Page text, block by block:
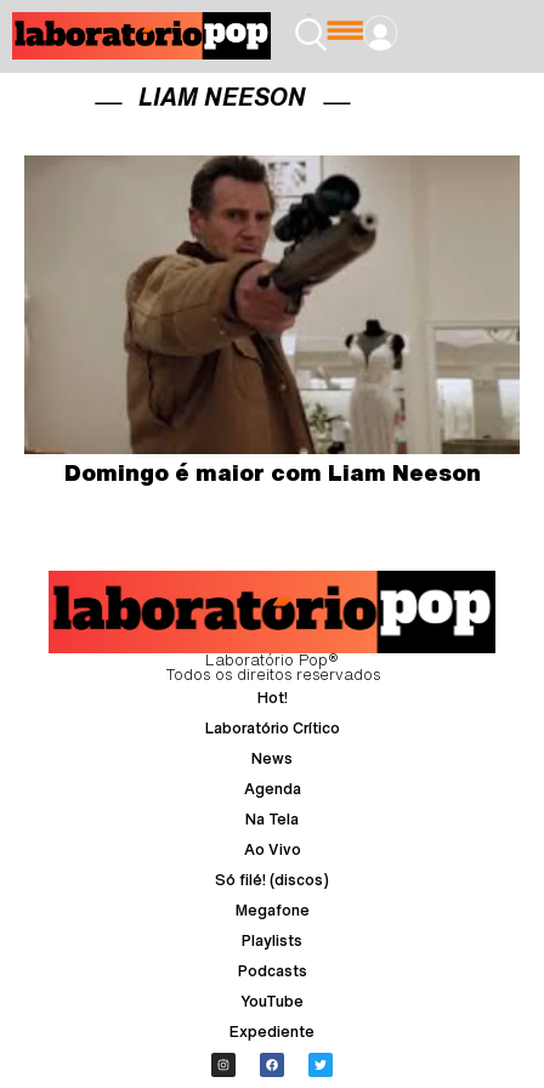
LIAM NEESON
Domingo é maior com Liam Neeson
Laboratório Pop®
Todos os direitos reservados
Hot!
Laboratório Crítico
News
Agenda
Na Tela
Ao Vivo
Só filé! (discos)
Megafone
Playlists
Podcasts
YouTube
Expediente